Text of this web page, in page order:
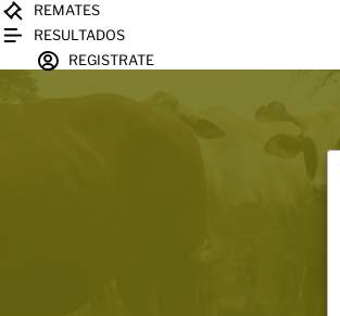
REMATES
RESULTADOS
REGISTRATE